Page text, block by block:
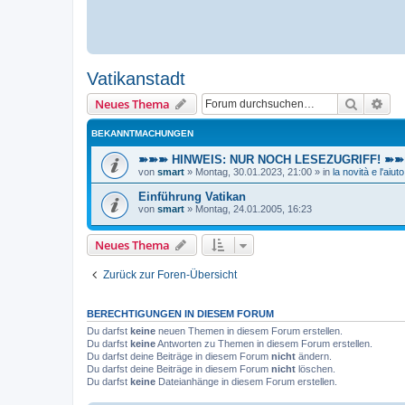
Vatikanstadt
Neues Thema Suche
BEKANNTMACHUNGEN
➽➽➽ HINWEIS: NUR NOCH LESEZUGRIFF!
von smart » Montag, 30.01.2023, 21:00 » in la novità e l'aiuto
Einführung Vatikan
von smart » Montag, 24.01.2005, 16:23
Neues Thema
Zurück zur Foren-Übersicht
BERECHTIGUNGEN IN DIESEM FORUM
Du darfst keine neuen Themen in diesem Forum erstellen.
Du darfst keineAntworten zu Themen in diesem Forum erstellen.
Du darfst deine Beiträge in diesem Forum nicht ändern.
Du darfst deine Beiträge in diesem Forum nicht löschen.
Du darfst keine Dateianhänge in diesem Forum erstellen.